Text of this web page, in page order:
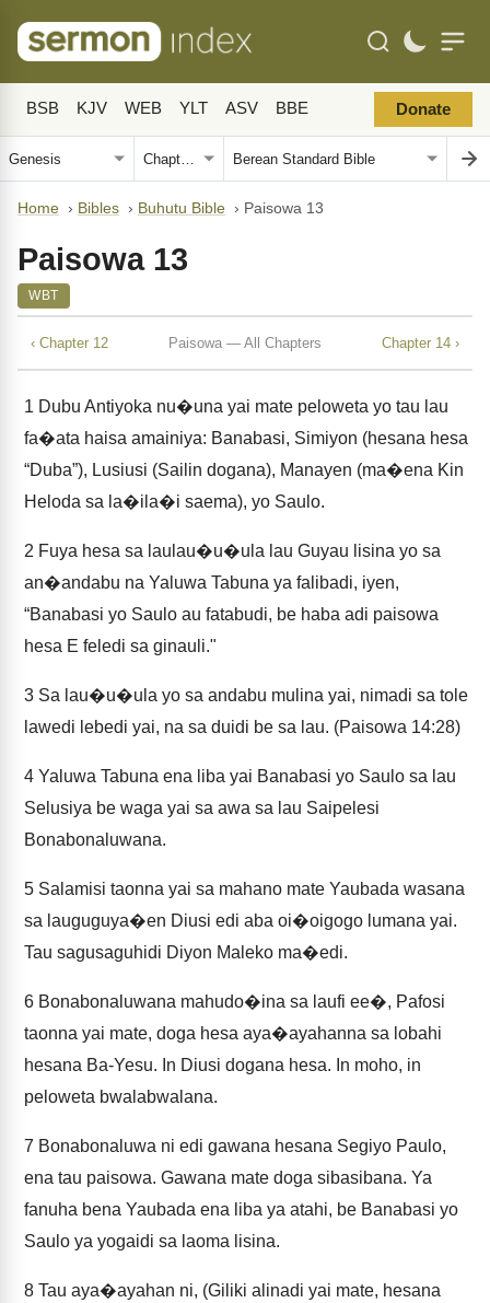
BSB KJV WEB YLT ASV BBE Donate
Home › Bibles › Buhutu Bible › Paisowa 13
Paisowa 13
WBT
‹ Chapter 12 Paisowa — All Chapters Chapter 14 ›
1 Dubu Antiyoka nu�una yai mate peloweta yo tau lau
fa�ata haisa amainiya: Banabasi, Simiyon (hesana hesa
“Duba”), Lusiusi (Sailin dogana), Manayen (ma�ena Kin
Heloda sa la�ila�i saema), yo Saulo.
2 Fuya hesa sa laulau�u�ula lau Guyau lisina yo sa
an�andabu na Yaluwa Tabuna ya falibadi, iyen,
“Banabasi yo Saulo au fatabudi, be haba adi paisowa
hesa E feledi sa ginauli."
3 Sa lau�u�ula yo sa andabu mulina yai, nimadi sa tole
lawedi lebedi yai, na sa duidi be sa lau. (Paisowa 14:28)
4 Yaluwa Tabuna ena liba yai Banabasi yo Saulo sa lau
Selusiya be waga yai sa awa sa lau Saipelesi
Bonabonaluwana.
5 Salamisi taonna yai sa mahano mate Yaubada wasana
sa lauguguya�en Diusi edi aba oi�oigogo lumana yai.
Tau sagusaguhidi Diyon Maleko ma�edi.
6 Bonabonaluwana mahudo�ina sa laufi ee�, Pafosi
taonna yai mate, doga hesa aya�ayahanna sa lobahi
hesana Ba-Yesu. In Diusi dogana hesa. In moho, in
peloweta bwalabwalana.
7 Bonabonaluwa ni edi gawana hesana Segiyo Paulo,
ena tau paisowa. Gawana mate doga sibasibana. Ya
fanuha bena Yaubada ena liba ya atahi, be Banabasi yo
Saulo ya yogaidi sa laoma lisina.
8 Tau aya�ayahan ni, (Giliki alinadi yai mate, hesana